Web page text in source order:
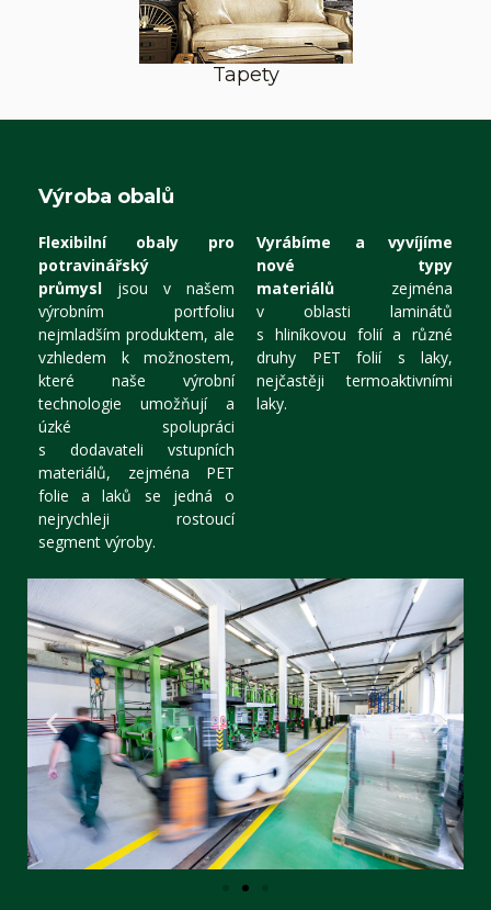
Tapety
Výroba obalů
Flexibilní obaly pro
potravinářský
průmysl jsou v našem
výrobním portfoliu
nejmladším produktem, ale
vzhledem k možnostem,
které naše výrobní
technologie umožňují a
úzké spolupráci
s dodavateli vstupních
materiálů, zejména PET
folie a laků se jedná o
nejrychleji rostoucí
segment výroby.
Vyrábíme a vyvíjíme
nové typy
materiálů zejména
v oblasti laminátů
s hliníkovou folií a různé
druhy PET folií s laky,
nejčastěji termoaktivními
laky.